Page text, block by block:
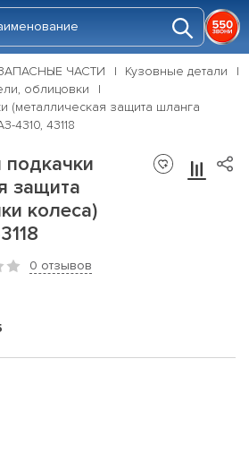
ЧАСТИ
Кузовные детали
облицовки
(металлическая защита шланга
4310, 43118
защита
колеса)
0 отзывов